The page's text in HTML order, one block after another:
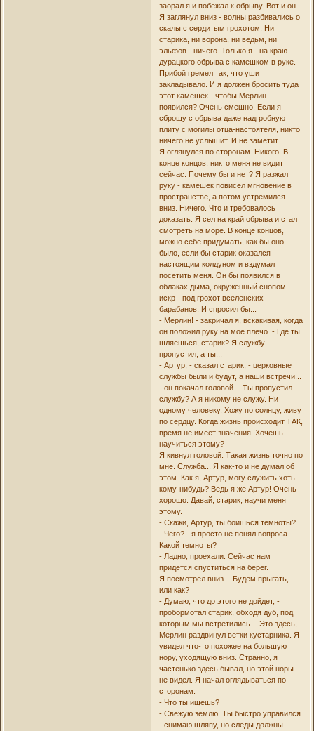
заорал я и побежал к обрыву. Вот и он.
Я заглянул вниз - волны разбивались о
скалы с сердитым грохотом. Ни
старика, ни ворона, ни ведьм, ни
эльфов - ничего. Только я - на краю
дурацкого обрыва с камешком в руке.
Прибой гремел так, что уши
закладывало. И я должен бросить туда
этот камешек - чтобы Мерлин
появился? Очень смешно. Если я
сброшу с обрыва даже надгробную
плиту с могилы отца-настоятеля, никто
ничего не услышит. И не заметит.
Я оглянулся по сторонам. Никого. В
конце концов, никто меня не видит
сейчас. Почему бы и нет? Я разжал
руку - камешек повисел мгновение в
пространстве, а потом устремился
вниз. Ничего. Что и требовалось
доказать. Я сел на край обрыва и стал
смотреть на море. В конце концов,
можно себе придумать, как бы оно
было, если бы старик оказался
настоящим колдуном и вздумал
посетить меня. Он бы появился в
облаках дыма, окруженный снопом
искр - под грохот вселенских
барабанов. И спросил бы...
- Мерлин! - закричал я, вскакивая, когда
он положил руку на мое плечо. - Где ты
шляешься, старик? Я службу
пропустил, а ты...
- Артур, - сказал старик, - церковные
службы были и будут, а наши встречи...
- он покачал головой. - Ты пропустил
службу? А я никому не служу. Ни
одному человеку. Хожу по солнцу, живу
по сердцу. Когда жизнь происходит ТАК,
время не имеет значения. Хочешь
научиться этому?
Я кивнул головой. Такая жизнь точно по
мне. Служба... Я как-то и не думал об
этом. Как я, Артур, могу служить хоть
кому-нибудь? Ведь я же Артур! Очень
хорошо. Давай, старик, научи меня
этому.
- Скажи, Артур, ты боишься темноты?
- Чего? - я просто не понял вопроса.-
Какой темноты?
- Ладно, проехали. Сейчас нам
придется спуститься на берег.
Я посмотрел вниз. - Будем прыгать,
или как?
- Думаю, что до этого не дойдет, -
пробормотал старик, обходя дуб, под
которым мы встретились. - Это здесь, -
Мерлин раздвинул ветки кустарника. Я
увидел что-то похожее на большую
нору, уходящую вниз. Странно, я
частенько здесь бывал, но этой норы
не видел. Я начал оглядываться по
сторонам.
- Что ты ищешь?
- Свежую землю. Ты быстро управился
- снимаю шляпу, но следы должны